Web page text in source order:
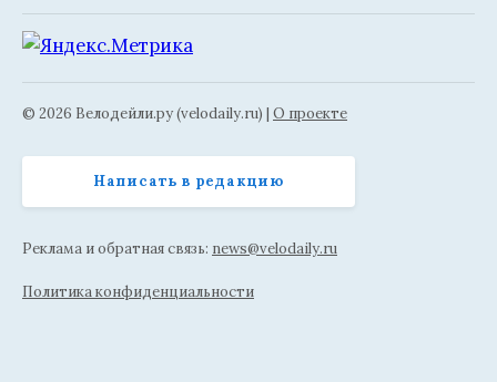
© 2026 Велодейли.ру (velodaily.ru) | О проекте
Написать в редакцию
Реклама и обратная связь: news@velodaily.ru
Политика конфиденциальности